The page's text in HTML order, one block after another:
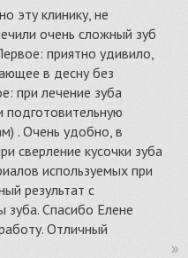
эту клинику, не
очень сложный зуб
приятно удивило,
в десну без
при лечение зуба
подготовительную
. Очень удобно, в
сверление кусочки зуба
используемых при
результат с
зуба. Спасибо Елене
Отличный